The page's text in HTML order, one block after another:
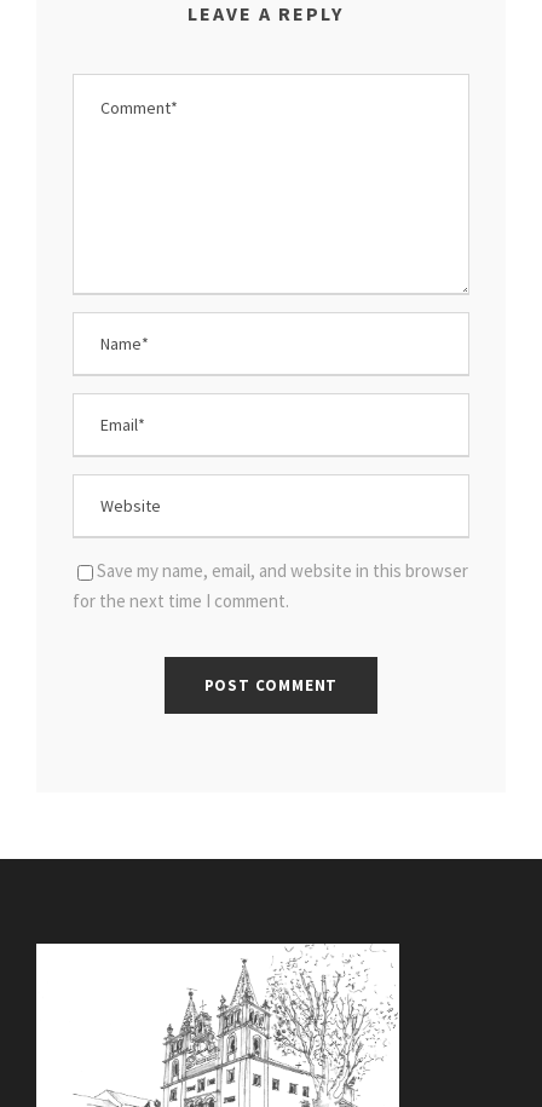
LEAVE A REPLY
Save my name, email, and website in this browser
for the next time I comment.